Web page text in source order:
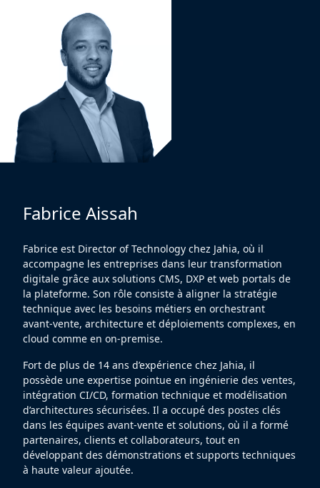
Fabrice Aissah
Fabrice est Director of Technology chez Jahia, où il
accompagne les entreprises dans leur transformation
digitale grâce aux solutions CMS, DXP et web portals de
la plateforme. Son rôle consiste à aligner la stratégie
technique avec les besoins métiers en orchestrant
avant-vente, architecture et déploiements complexes, en
cloud comme en on-premise.
Fort de plus de 14 ans d’expérience chez Jahia, il
possède une expertise pointue en ingénierie des ventes,
intégration CI/CD, formation technique et modélisation
d’architectures sécurisées. Il a occupé des postes clés
dans les équipes avant-vente et solutions, où il a formé
partenaires, clients et collaborateurs, tout en
développant des démonstrations et supports techniques
à haute valeur ajoutée.